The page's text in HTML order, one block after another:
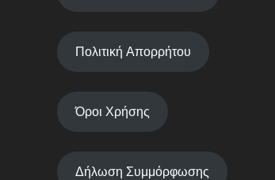
Πολιτική Απορρήτου
Όροι Χρήσης
Δήλωση Συμμόρφωσης